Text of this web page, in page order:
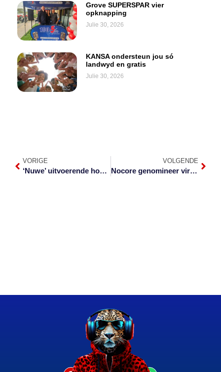
Grove SUPERSPAR vier
opknapping
Julie 30, 2026
KANSA ondersteun jou só
landwyd en gratis
Julie 30, 2026
VORIGE
‘Nuwe’ uitvoerende hoof vir KLCBT
VOLGENDE
Nocore genomineer vir Fiësta